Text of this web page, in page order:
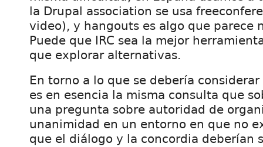
la Drupal association se usa
video), y hangouts es algo que parece
Puede que IRC sea la mejor
que explorar alternativas.
En torno a lo que se debería considerar
es en esencia la misma consulta que
una pregunta sobre autoridad de
unanimidad en un entorno en que no
que el diálogo y la concordia deberían